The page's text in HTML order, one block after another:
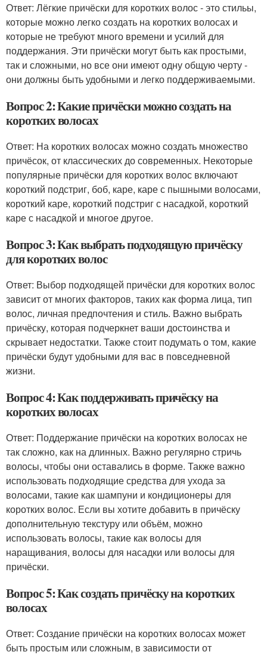
Ответ: Лёгкие причёски для коротких волос - это стильы,
которые можно легко создать на коротких волосах и
которые не требуют много времени и усилий для
поддержания. Эти причёски могут быть как простыми,
так и сложными, но все они имеют одну общую черту -
они должны быть удобными и легко поддерживаемыми.
Вопрос 2: Какие причёски можно создать на
коротких волосах
Ответ: На коротких волосах можно создать множество
причёсок, от классических до современных. Некоторые
популярные причёски для коротких волос включают
короткий подстриг, боб, каре, каре с пышными волосами,
короткий каре, короткий подстриг с насадкой, короткий
каре с насадкой и многое другое.
Вопрос 3: Как выбрать подходящую причёску
для коротких волос
Ответ: Выбор подходящей причёски для коротких волос
зависит от многих факторов, таких как форма лица, тип
волос, личная предпочтения и стиль. Важно выбрать
причёску, которая подчеркнет ваши достоинства и
скрывает недостатки. Также стоит подумать о том, какие
причёски будут удобными для вас в повседневной
жизни.
Вопрос 4: Как поддерживать причёску на
коротких волосах
Ответ: Поддержание причёски на коротких волосах не
так сложно, как на длинных. Важно регулярно стричь
волосы, чтобы они оставались в форме. Также важно
использовать подходящие средства для ухода за
волосами, такие как шампуни и кондиционеры для
коротких волос. Если вы хотите добавить в причёску
дополнительную текстуру или объём, можно
использовать волосы, такие как волосы для
наращивания, волосы для насадки или волосы для
причёски.
Вопрос 5: Как создать причёску на коротких
волосах
Ответ: Создание причёски на коротких волосах может
быть простым или сложным, в зависимости от